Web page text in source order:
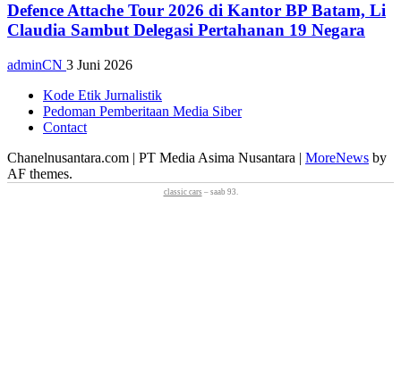
Defence Attache Tour 2026 di Kantor BP Batam, Li
Claudia Sambut Delegasi Pertahanan 19 Negara
adminCN 3 Juni 2026
Kode Etik Jurnalistik
Pedoman Pemberitaan Media Siber
Contact
Chanelnusantara.com | PT Media Asima Nusantara | MoreNews by
AF themes.
classic cars – saab 93.